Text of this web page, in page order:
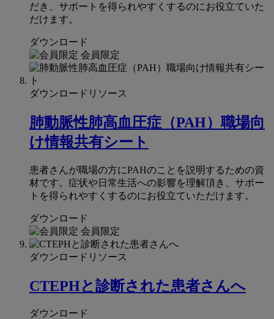
だき、サポートを得られやすくするのにお役立ていた
だけます。
ダウンロード
会員限定
ダウンロードリソース
肺動脈性肺高血圧症（PAH）職場向
け情報共有シート
患者さんが職場の方にPAHのことを説明するための資
材です。症状や日常生活への影響を理解頂き、サポー
トを得られやすくするのにお役立ていただけます。
ダウンロード
会員限定
ダウンロードリソース
CTEPHと診断された患者さんへ
ダウンロード